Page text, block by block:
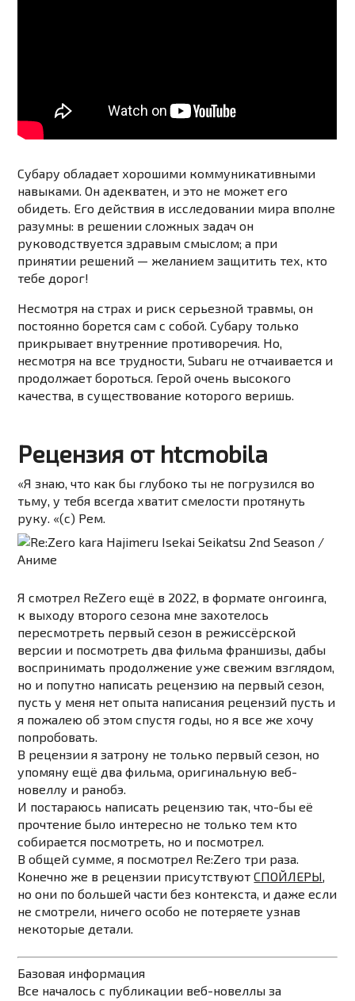
Субару обладает хорошими коммуникативными
навыками. Он адекватен, и это не может его
обидеть. Его действия в исследовании мира вполне
разумны: в решении сложных задач он
руководствуется здравым смыслом; а при
принятии решений — желанием защитить тех, кто
тебе дорог!
Несмотря на страх и риск серьезной травмы, он
постоянно борется сам с собой. Субару только
прикрывает внутренние противоречия. Но,
несмотря на все трудности, Subaru не отчаивается и
продолжает бороться. Герой очень высокого
качества, в существование которого веришь.
Рецензия от htcmobila
«Я знаю, что как бы глубоко ты не погрузился во
тьму, у тебя всегда хватит смелости протянуть
руку. «(c) Рем.
Я смотрел ReZero ещё в 2022, в формате онгоинга,
к выходу второго сезона мне захотелось
пересмотреть первый сезон в режиссёрской
версии и посмотреть два фильма франшизы, дабы
воспринимать продолжение уже свежим взглядом,
но и попутно написать рецензию на первый сезон,
пусть у меня нет опыта написания рецензий пусть и
я пожалею об этом спустя годы, но я все же хочу
попробовать.
В рецензии я затрону не только первый сезон, но
упомяну ещё два фильма, оригинальную веб-
новеллу и ранобэ.
И постараюсь написать рецензию так, что-бы её
прочтение было интересно не только тем кто
собирается посмотреть, но и посмотрел.
В общей сумме, я посмотрел Re:Zero три раза.
Конечно же в рецензии присутствуютСПОЙЛЕРЫ,
но они по большей части без контекста, и даже если
не смотрели, ничего особо не потеряете узнав
некоторые детали.
Базовая информация
Все началось с публикации веб-новеллы за